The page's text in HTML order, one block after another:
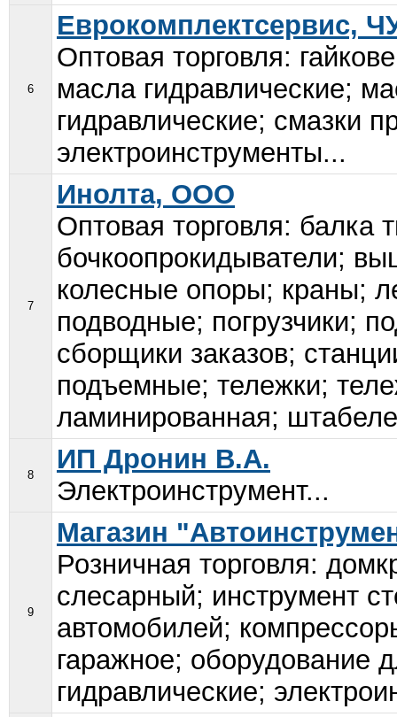
6
Еврокомплектсервис,
Оптовая торговля:
масла гидравлические;
гидравлические; смазки
электроинструменты...
7
Инолта, ООО
Оптовая торговля: балка
бочкоопрокидыватели;
колесные опоры; краны;
подводные; погрузчики;
сборщики заказов;
подъемные; тележки;
ламинированная;
8
ИП Дронин В.А.
Электроинструмент...
9
Магазин
Розничная торговля:
слесарный; инструмент
автомобилей;
гаражное; оборудование
гидравлические;